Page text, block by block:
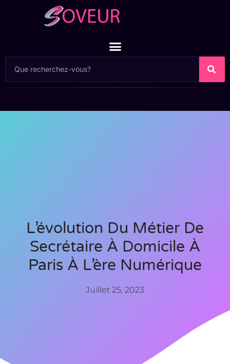
L’évolution Du Métier De
Secrétaire À Domicile À
Paris À L’ère Numérique
Juillet 25, 2023